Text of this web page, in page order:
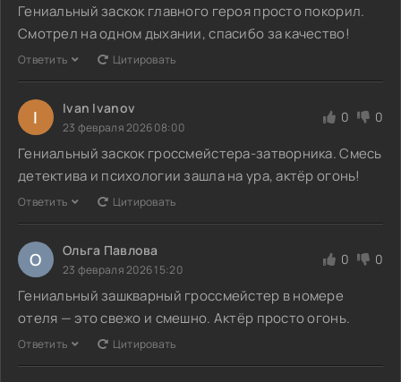
Гениальный заскок главного героя просто покорил.
Смотрел на одном дыхании, спасибо за качество!
Ответить Цитировать
I Ivan Ivanov
23 февраля 2026 08:00
0 0
Гениальный заскок гроссмейстера-затворника. Смесь
детектива и психологии зашла на ура, актёр огонь!
Ответить Цитировать
О Ольга Павлова
23 февраля 2026 15:20
0 0
Гениальный зашкварный гроссмейстер в номере
отеля — это свежо и смешно. Актёр просто огонь.
Ответить Цитировать